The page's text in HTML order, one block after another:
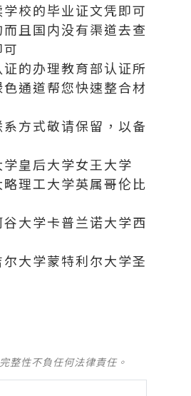
校的毕业证文凭即可
且国内没有渠道去查
的办理教育部认证所
通道帮您快速整合材
式敬请保留，以备
皇后大学女王大学
理工大学英属哥伦比
大学卡普兰诺大学西
大学蒙特利尔大学圣
整性不負任何法律責任。